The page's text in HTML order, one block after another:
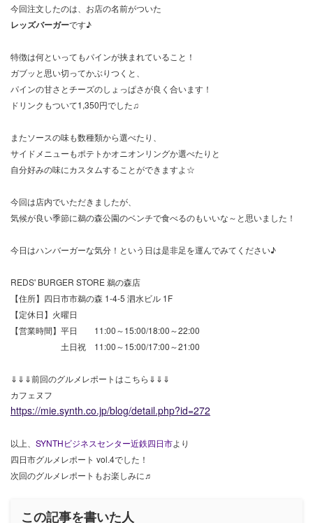
今回注文したのは、お店の名前がついた
レッズバーガーです♪
特徴は何といってもパインが挟まれていること！
ガブッと思い切ってかぶりつくと、
パインの甘さとチーズのしょっぱさが良く合います！
ドリンクもついて1,350円でした♫
またソースの味も数種類から選べたり、
サイドメニューもポテトかオニオンリングか選べたりと
自分好みの味にカスタムすることができますよ☆
今回は店内でいただきましたが、
気候が良い季節に鵜の森公園のベンチで食べるのもいいな～と思いました！
今日はハンバーガーな気分！という日は是非足を運んでみてください♪
REDS' BURGER STORE 鵜の森店
【住所】四日市市鵜の森 1-4-5 泗水ビル 1F
【定休日】火曜日
【営業時間】平日 11:00～15:00/18:00～22:00
土日祝 11:00～15:00/17:00～21:00
⇓⇓⇓前回のグルメレポートはこちら⇓⇓⇓
カフェヌフ
https://mie.synth.co.jp/blog/detail.php?id=272
以上、 SYNTHビジネスセンター近鉄四日市より
四日市グルメレポート vol.4でした！
次回のグルメレポートもお楽しみに♬
この記事を書いた人